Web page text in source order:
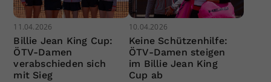
11.04.2026
Billie Jean King Cup:
ÖTV-Damen
verabschieden sich
mit Sieg
10.04.2026
Keine Schützenhilfe:
ÖTV-Damen steigen
im Billie Jean King
Cup ab